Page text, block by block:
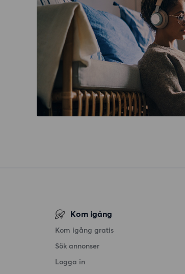
Kom igång
Kom igång gratis
Sök annonser
Logga in